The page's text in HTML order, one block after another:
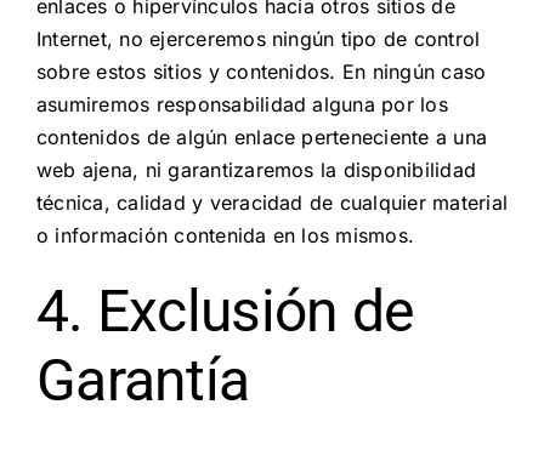
enlaces o hipervínculos hacia otros sitios de
Internet, no ejerceremos ningún tipo de control
sobre estos sitios y contenidos. En ningún caso
asumiremos responsabilidad alguna por los
contenidos de algún enlace perteneciente a una
web ajena, ni garantizaremos la disponibilidad
técnica, calidad y veracidad de cualquier material
o información contenida en los mismos.
4. Exclusión de
Garantía